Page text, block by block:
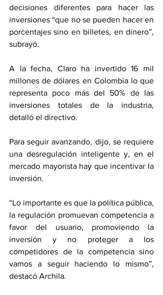
decisiones diferentes para hacer las
inversiones “que no se pueden hacer en
porcentajes sino en billetes, en dinero”,
subrayó.
A la fecha, Claro ha invertido 16 mil
millones de dólares en Colombia lo que
representa poco más del 50% de las
inversiones totales de la industria,
detalló el directivo.
Para seguir avanzando, dijo, se requiere
una desregulación inteligente y, en el
mercado mayorista hay que incentivar la
inversión.
“Lo importante es que la política pública,
la regulación promuevan competencia a
favor del usuario, promoviendo la
inversión y no proteger a los
competidores de la competencia sino
vamos a seguir haciendo lo mismo”,
destacó Archila.